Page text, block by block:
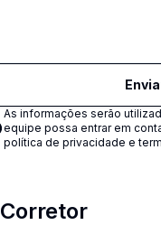
As informações serão
equipe possa entrar em
política de privacidade e
Corretor